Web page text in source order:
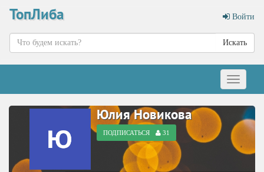
ТопЛиба Войти
Искать
Меню
Юлия Новикова
ПОДПИСАТЬСЯ 31